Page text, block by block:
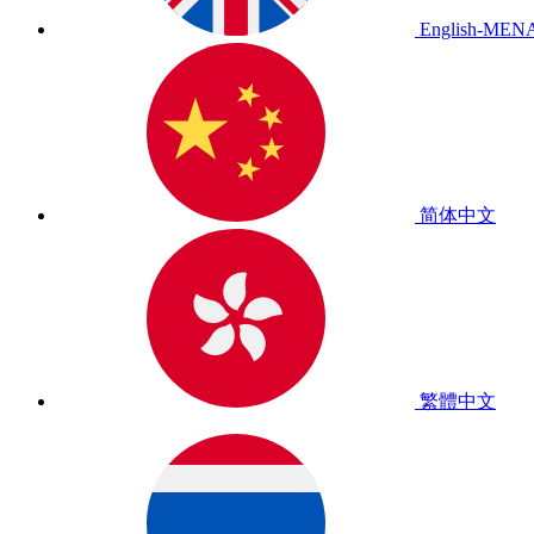
English-
简体中文
繁體中文